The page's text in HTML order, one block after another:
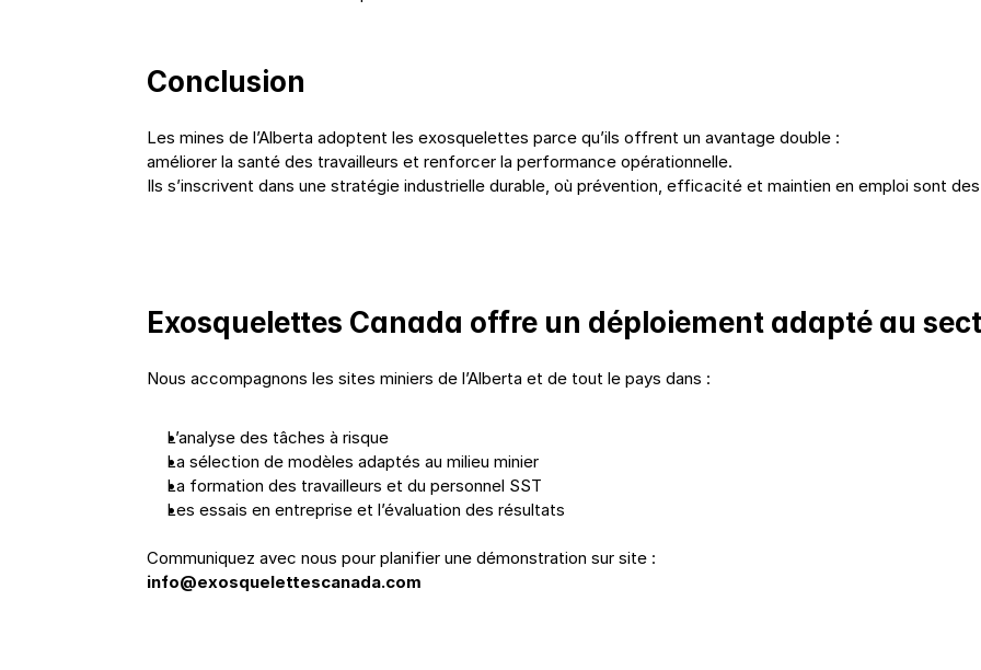
Conclusion
Les mines de l’Alberta adoptent les exosquelettes parce qu’ils offrent un avantage double :
améliorer la santé des travailleurs et renforcer la performance opérationnelle.
Ils s’inscrivent dans une stratégie industrielle durable, où prévention, efficacité et maintien en emploi sont
Exosquelettes Canada offre un déploiement adapté au
Nous accompagnons les sites miniers de l’Alberta et de tout le pays dans :
L’analyse des tâches à risque
La sélection de modèles adaptés au milieu minier
La formation des travailleurs et du personnel SST
Les essais en entreprise et l’évaluation des résultats
Communiquez avec nous pour planifier une démonstration sur site :
info@exosquelettescanada.com